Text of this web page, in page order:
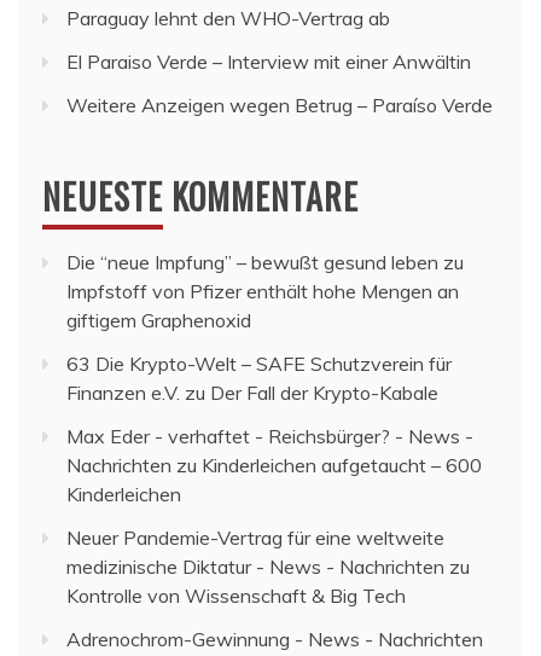
Paraguay lehnt den WHO-Vertrag ab
El Paraiso Verde – Interview mit einer Anwältin
Weitere Anzeigen wegen Betrug – Paraíso Verde
NEUESTE KOMMENTARE
Die “neue Impfung” – bewußt gesund leben zu
Impfstoff von Pfizer enthält hohe Mengen an
giftigem Graphenoxid
63 Die Krypto-Welt – SAFE Schutzverein für
Finanzen e.V. zu Der Fall der Krypto-Kabale
Max Eder - verhaftet - Reichsbürger? - News -
Nachrichten zu Kinderleichen aufgetaucht – 600
Kinderleichen
Neuer Pandemie-Vertrag für eine weltweite
medizinische Diktatur - News - Nachrichten zu
Kontrolle von Wissenschaft & Big Tech
Adrenochrom-Gewinnung - News - Nachrichten